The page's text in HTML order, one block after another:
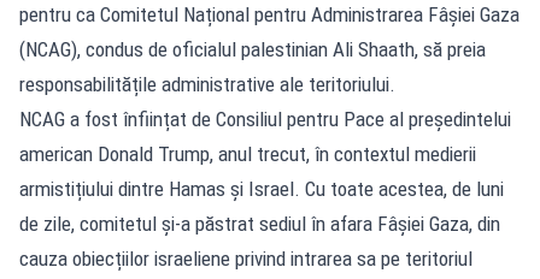
pentru ca Comitetul Național pentru Administrarea Fâșiei Gaza
(NCAG), condus de oficialul palestinian Ali Shaath, să preia
responsabilitățile administrative ale teritoriului.
NCAG a fost înființat de Consiliul pentru Pace al președintelui
american Donald Trump, anul trecut, în contextul medierii
armistițiului dintre Hamas și Israel. Cu toate acestea, de luni
de zile, comitetul și-a păstrat sediul în afara Fâșiei Gaza, din
cauza obiecțiilor israeliene privind intrarea sa pe teritoriul